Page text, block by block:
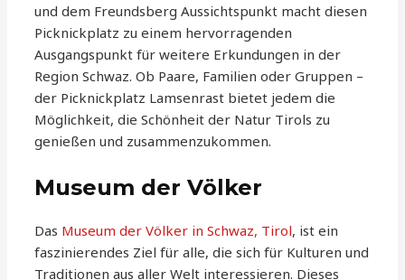
und dem Freundsberg Aussichtspunkt macht diesen
Picknickplatz zu einem hervorragenden
Ausgangspunkt für weitere Erkundungen in der
Region Schwaz. Ob Paare, Familien oder Gruppen –
der Picknickplatz Lamsenrast bietet jedem die
Möglichkeit, die Schönheit der Natur Tirols zu
genießen und zusammenzukommen.
Museum der Völker
Das Museum der Völker in Schwaz, Tirol, ist ein
faszinierendes Ziel für alle, die sich für Kulturen und
Traditionen aus aller Welt interessieren. Dieses